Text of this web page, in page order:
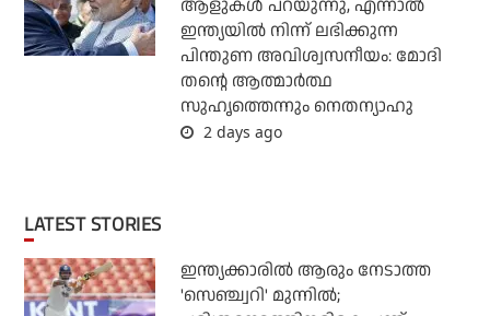
ആളുകള്‍ പറയുന്നു, എന്നാല്‍
ഇന്ത്യയില്‍ നിന്ന് ലഭിക്കുന്ന
പിന്തുണ അവിശ്വസനീയം: മോദി
തന്റെ ആത്മാര്‍ത്ഥ
സുഹൃത്തെന്നും നെതന്യാഹു
2 days ago
LATEST STORIES
ഇന്ത്യക്കാരില്‍ ആരും നേടാത്ത
'സെഞ്ച്വറി' മുന്നില്‍;